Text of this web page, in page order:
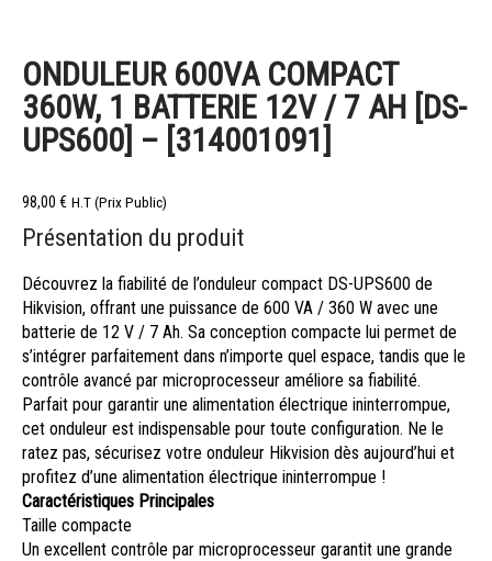
ONDULEUR 600VA COMPACT
360W, 1 BATTERIE 12V / 7 AH [DS-
UPS600] – [314001091]
98,00 € H.T (Prix Public)
Présentation du produit
Découvrez la fiabilité de l’onduleur compact DS-UPS600 de
Hikvision, offrant une puissance de 600 VA / 360 W avec une
batterie de 12 V / 7 Ah. Sa conception compacte lui permet de
s’intégrer parfaitement dans n’importe quel espace, tandis que le
contrôle avancé par microprocesseur améliore sa fiabilité.
Parfait pour garantir une alimentation électrique ininterrompue,
cet onduleur est indispensable pour toute configuration. Ne le
ratez pas, sécurisez votre onduleur Hikvision dès aujourd’hui et
profitez d’une alimentation électrique ininterrompue !
Caractéristiques Principales
Taille compacte
Un excellent contrôle par microprocesseur garantit une grande